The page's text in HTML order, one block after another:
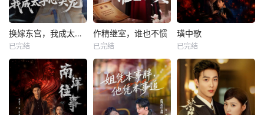
换嫁东宫，我成太子心尖宠
已完结
作精继室，谁也不惯
已完结
璜中歌
已完结